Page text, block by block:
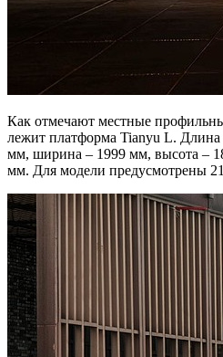
Как отмечают местные
лежит платформа Tianyu L.
мм, ширина – 1999 мм, высота –
мм. Для модели предусмотрены